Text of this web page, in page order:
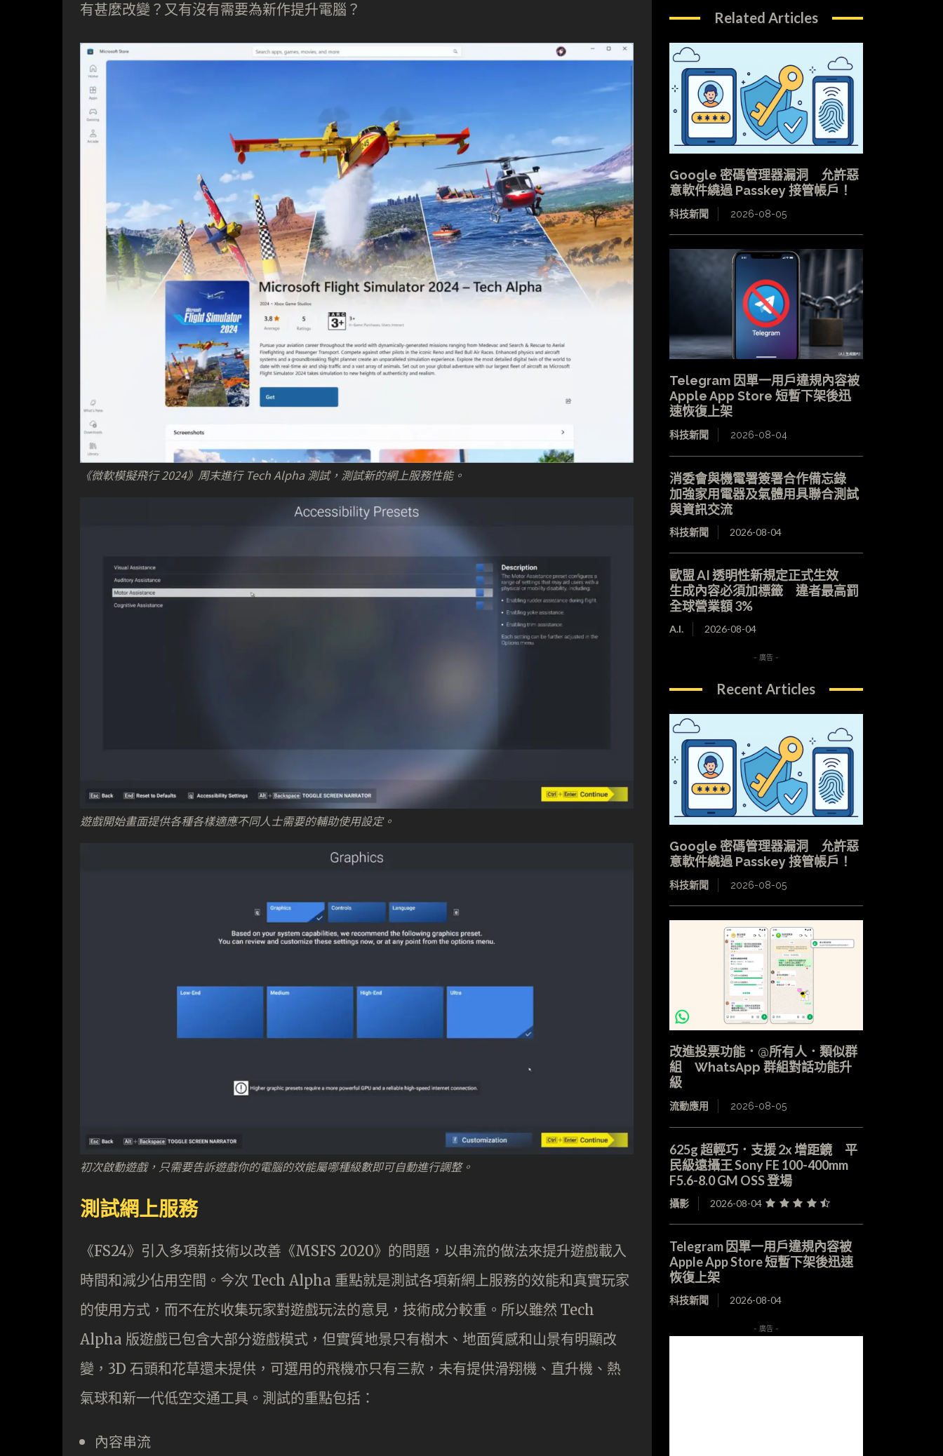
有甚麼改變？又有沒有需要為新作提升電腦？
《微軟模擬飛行 2024》周末進行 Tech Alpha 測試，測試新的網上服務性能。
遊戲開始畫面提供各種各樣適應不同人士需要的輔助使用設定。
初次啟動遊戲，只需要告訴遊戲你的電腦的效能屬哪種級數即可自動進行調整。
測試網上服務
《FS24》引入多項新技術以改善《MSFS 2020》的問題，以串流的做法來提升遊戲載入
時間和減少佔用空間。今次 Tech Alpha 重點就是測試各項新網上服務的效能和真實玩家
的使用方式，而不在於收集玩家對遊戲玩法的意見，技術成分較重。所以雖然 Tech
Alpha 版遊戲已包含大部分遊戲模式，但實質地景只有樹木、地面質感和山景有明顯改
變，3D 石頭和花草還未提供，可選用的飛機亦只有三款，未有提供滑翔機、直升機、熱
氣球和新一代低空交通工具。測試的重點包括：
內容串流
Related Articles
Google 密碼管理器漏洞 允許惡
意軟件繞過 Passkey 接管帳戶！
科技新聞 2026-08-05
Telegram 因單一用戶違規內容被
Apple App Store 短暫下架後迅
速恢復上架
科技新聞 2026-08-04
消委會與機電署簽署合作備忘錄
加強家用電器及氣體用具聯合測試
與資訊交流
科技新聞 2026-08-04
歐盟 AI 透明性新規定正式生效
生成內容必須加標籤 違者最高罰
全球營業額 3%
A.I. 2026-08-04
- 廣告 -
Recent Articles
Google 密碼管理器漏洞 允許惡
意軟件繞過 Passkey 接管帳戶！
科技新聞 2026-08-05
改進投票功能．@所有人．類似群
組 WhatsApp 群組對話功能升
級
流動應用 2026-08-05
625g 超輕巧．支援 2x 增距鏡 平
民級遠攝王 Sony FE 100-400mm
F5.6-8.0 GM OSS 登場
攝影 2026-08-04
Telegram 因單一用戶違規內容被
Apple App Store 短暫下架後迅速
恢復上架
科技新聞 2026-08-04
- 廣告 -